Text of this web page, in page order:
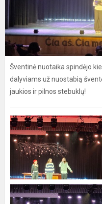
Šventinė nuotaika spindėjo
dalyviams už nuostabią
jaukios ir pilnos stebuklų!